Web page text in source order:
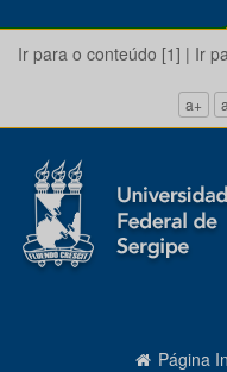
Ir para o conteúdo [1] | Ir
a+
Página